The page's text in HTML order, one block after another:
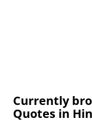
Currently
Quotes in